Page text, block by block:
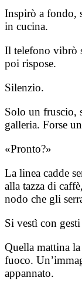
Inspirò a fondo,
in cucina.
Il telefono vibrò
poi rispose.
Silenzio.
Solo un fruscio,
galleria. Forse
«Pronto?»
La linea cadde
alla tazza di
nodo che gli
Si vestì con
Quella mattina
fuoco.
appannato.